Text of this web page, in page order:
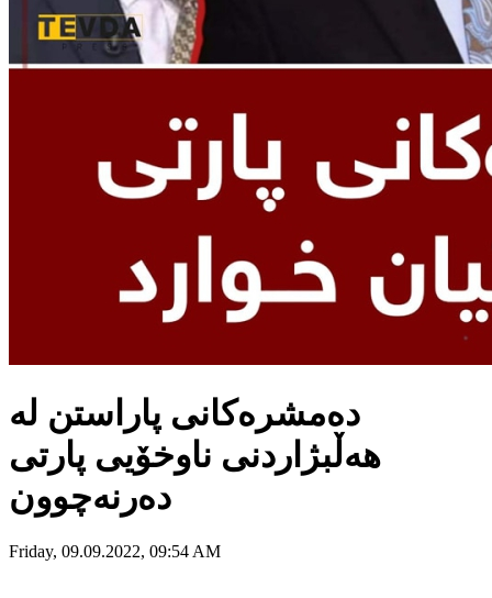
دەمشرەکانی پاراستن لە
هەڵبژاردنی ناوخۆیی پارتی
دەرنەچوون
Friday, 09.09.2022, 09:54 AM